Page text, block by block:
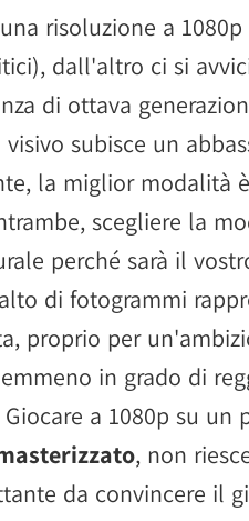
risoluzione a
dall'altro ci si
di ottava
subisce un
la miglior modalità
scegliere la
perché sarà il
di fotogrammi
proprio per
in grado di
a 1080p su
, non
da convincere il